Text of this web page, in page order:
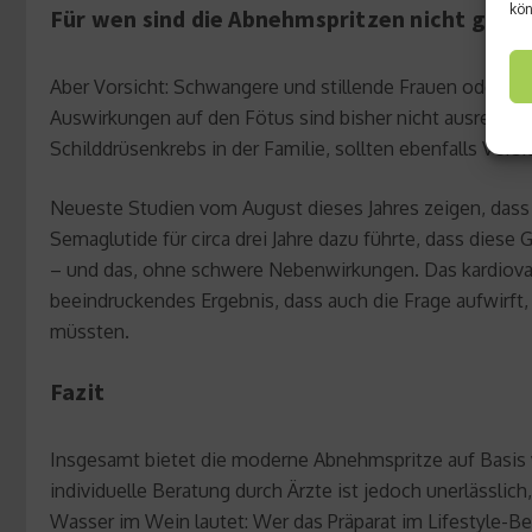
Für wen sind die Abnehmspritzen nicht
Aber Vorsicht: Schwangere und stillende Frauen oder
Auswirkungen auf den Fötus sind bisher nicht
Schilddrüsenkrebs in der Familie, sollten ebenfalls
Neueste Studien vom August dieses Jahres zeigen,
Semaglutide für circa drei Jahre dazu führte, dass
– und das, ohne schwere Nebenwirkungen. Das
beeindruckendes Ergebnis, dass auch die Frage
müssten.
Fazit
Insgesamt bietet die moderne Abnehmspritze auf
individuelle Beratung durch Ärzte ist jedoch
Wasser im Wein lautet: Wer das Präparat im Lifestyle-